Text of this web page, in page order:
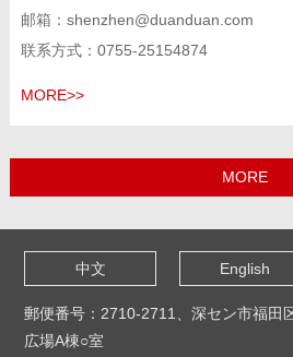
邮箱：shenzhen@duanduan.com
联系方式：0755-25154874
MORE>>
中文 English
郵便番号：2710-2711、深セン市福
広場A棟○室